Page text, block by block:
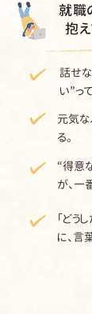
就職
抱
話せ
い”っ
元気な
る。
“得意
が、一
「どう
に、言